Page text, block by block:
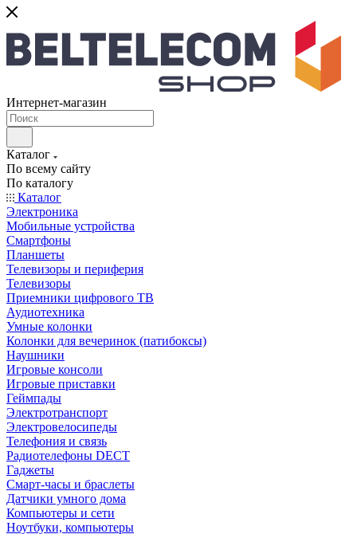
Интернет-магазин
Каталог
По всему сайту
По каталогу
Каталог
Электроника
Мобильные устройства
Смартфоны
Планшеты
Телевизоры и периферия
Телевизоры
Приемники цифрового ТВ
Аудиотехника
Умные колонки
Колонки для вечеринок (патибоксы)
Наушники
Игровые консоли
Игровые приставки
Геймпады
Электротранспорт
Электровелосипеды
Телефония и связь
Радиотелефоны DECT
Гаджеты
Смарт-часы и браслеты
Датчики умного дома
Компьютеры и сети
Ноутбуки, компьютеры